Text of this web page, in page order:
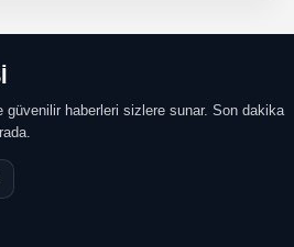
güvenilir haberleri sizlere sunar. Son dakika